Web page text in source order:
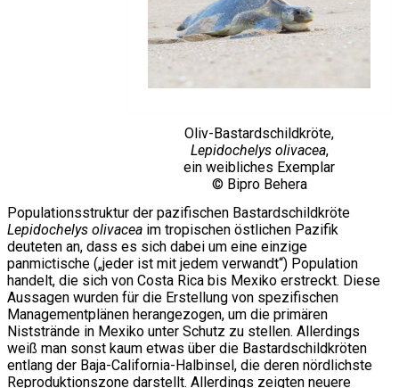
Oliv-Bastardschildkröte,
Lepidochelys olivacea,
ein weibliches Exemplar
© Bipro Behera
Populationsstruktur der pazifischen Bastardschildkröte
Lepidochelys olivacea im tropischen östlichen Pazifik
deuteten an, dass es sich dabei um eine einzige
panmictische („jeder ist mit jedem verwandt“) Population
handelt, die sich von Costa Rica bis Mexiko erstreckt. Diese
Aussagen wurden für die Erstellung von spezifischen
Managementplänen herangezogen, um die primären
Niststrände in Mexiko unter Schutz zu stellen. Allerdings
weiß man sonst kaum etwas über die Bastardschildkröten
entlang der Baja-California-Halbinsel, die deren nördlichste
Reproduktionszone darstellt. Allerdings zeigten neuere